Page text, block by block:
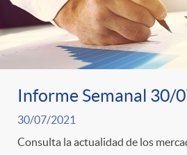
Informe Semanal 30/
30/07/2021
Consulta la actualidad de los